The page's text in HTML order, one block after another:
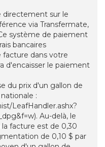
sur le
via Transfermate,
système de paiement
bancaires
dans votre
d'encaisser le paiement
du prix d'un gallon de
:
LeafHandler.ashx?
Au-delà, le
facture est de 0,30
de 0,10 $ par